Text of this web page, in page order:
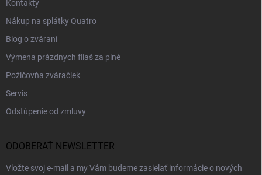
Kontakty
Nákup na splátky Quatro
Blog o zváraní
Výmena prázdnych fliaš za plné
Požičovňa zváračiek
Servis
Odstúpenie od zmluvy
ODOBERAŤ NEWSLETTER
Vložte svoj e-mail a my Vám budeme zasielať informácie o nových